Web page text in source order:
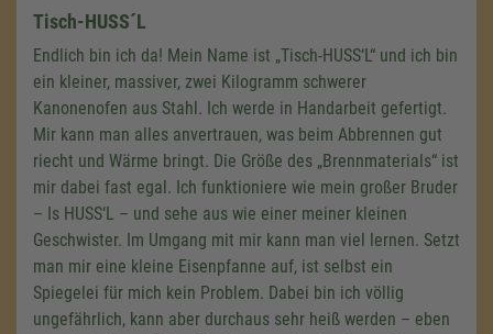
Tisch-HUSS´L
Endlich bin ich da! Mein Name ist „Tisch-HUSS‘L“ und ich bin
ein kleiner, massiver, zwei Kilogramm schwerer
Kanonenofen aus Stahl. Ich werde in Handarbeit gefertigt.
Mir kann man alles anvertrauen, was beim Abbrennen gut
riecht und Wärme bringt. Die Größe des „Brennmaterials“ ist
mir dabei fast egal. Ich funktioniere wie mein großer Bruder
– Is HUSS‘L – und sehe aus wie einer meiner kleinen
Geschwister. Im Umgang mit mir kann man viel lernen. Setzt
man mir eine kleine Eisenpfanne auf, ist selbst ein
Spiegelei für mich kein Problem. Dabei bin ich völlig
ungefährlich, kann aber durchaus sehr heiß werden – eben